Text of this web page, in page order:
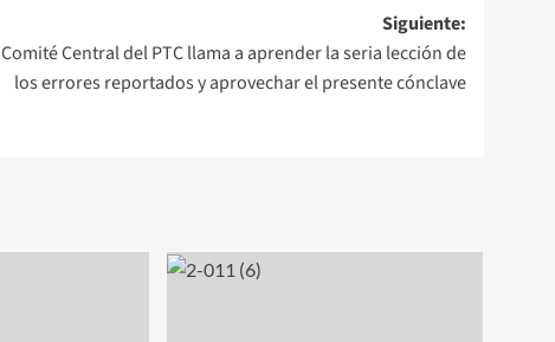
Siguiente:
Comité Central del PTC llama a aprender la seria lección de
los errores reportados y aprovechar el presente cónclave